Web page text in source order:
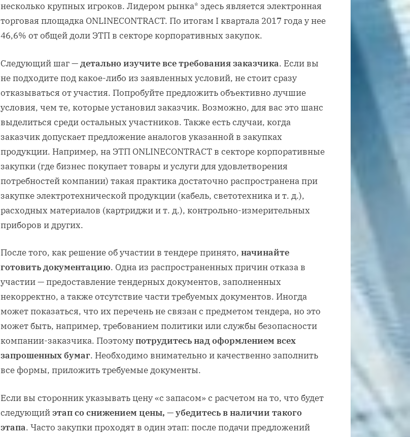
несколько крупных игроков. Лидером рынка* здесь является электронная
торговая площадка ONLINECONTRACT. По итогам I квартала 2017 года у нее
46,6% от общей доли ЭТП в секторе корпоративных закупок.
Следующий шаг —детально изучите все требования заказчика. Если вы
не подходите под какое-либо из заявленных условий, не стоит сразу
отказываться от участия. Попробуйте предложить объективно лучшие
условия, чем те, которые установил заказчик. Возможно, для вас это шанс
выделиться среди остальных участников. Также есть случаи, когда
заказчик допускает предложение аналогов указанной в закупках
продукции. Например, на ЭТП ONLINECONTRACT в секторе корпоративные
закупки (где бизнес покупает товары и услуги для удовлетворения
потребностей компании) такая практика достаточно распространена при
закупке электротехнической продукции (кабель, светотехника и т. д.),
расходных материалов (картриджи и т. д.), контрольно-измерительных
приборов и других.
После того, как решение об участии в тендере принято, начинайте
готовить документацию. Одна из распространенных причин отказа в
участии — предоставление тендерных документов, заполненных
некорректно, а также отсутствие части требуемых документов. Иногда
может показаться, что их перечень не связан с предметом тендера, но это
может быть, например, требованием политики или службы безопасности
компании-заказчика. Поэтомупотрудитесь над оформлением всех
запрошенных бумаг. Необходимо внимательно и качественно заполнить
все формы, приложить требуемые документы.
Если вы сторонник указывать цену «с запасом» с расчетом на то, что будет
следующийэтап со снижением цены, — убедитесь в наличии такого
этапа. Часто закупки проходят в один этап: после подачи предложений